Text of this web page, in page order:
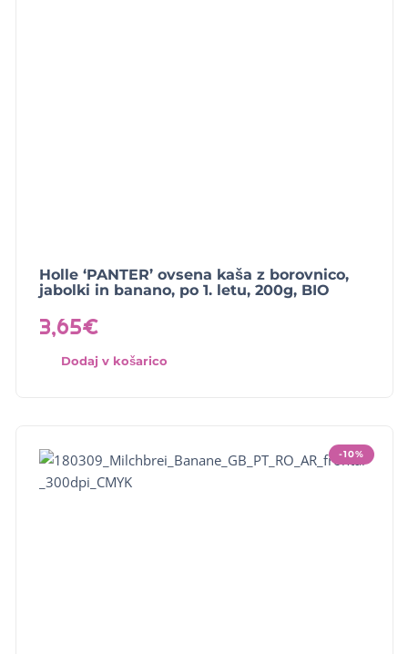
Holle ‘PANTER’ ovsena kaša z borovnico,
jabolki in banano, po 1. letu, 200g, BIO
3,65€
Dodaj v košarico
-10%